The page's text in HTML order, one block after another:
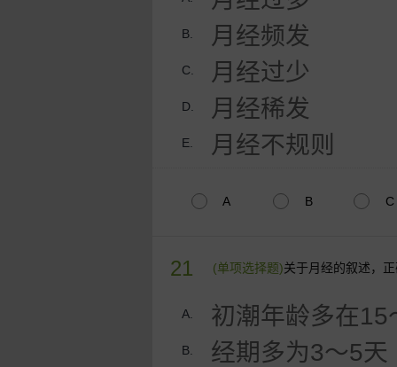
B. 月经频发
C. 月经过少
D. 月经稀发
E. 月经不规则
A B C
21 (单项选择题)关于月经的叙述，
A. 初潮年龄多在15
B. 经期多为3～5天